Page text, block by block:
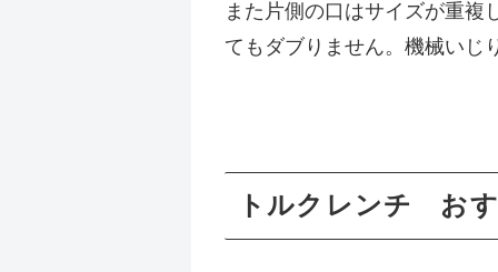
また片側の口はサイズが重複
てもダブりません。機械いじ
トルクレンチ お